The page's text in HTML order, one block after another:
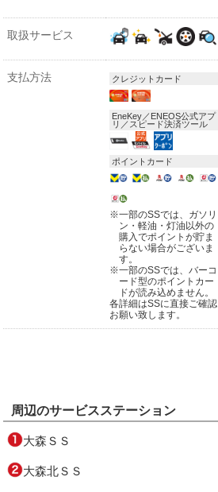
取扱サービス
支払方法 クレジットカード
EneKey／ENEOS公式アプ
リ／スピード決済ツール
ポイントカード
※一部のSSでは、ガソリ
ン・軽油・灯油以外の
購入でポイントが貯ま
らない場合がございま
す。
※一部のSSでは、バーコ
ード型のポイントカー
ドが読み込めません。
各詳細はSSに直接ご確認
お願い致します。
周辺のサービスステーション
大森ＳＳ
大森北ＳＳ